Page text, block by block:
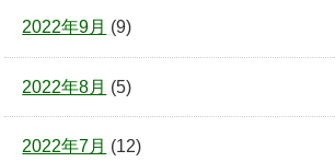
2022年9月 (9)
2022年8月 (5)
2022年7月 (12)